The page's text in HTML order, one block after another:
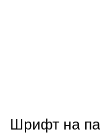
Шрифт на